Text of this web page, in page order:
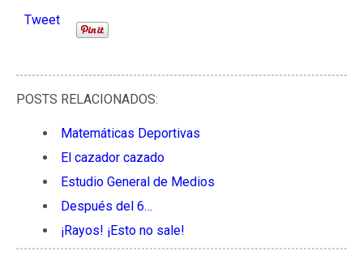
Tweet
POSTS RELACIONADOS:
Matemáticas Deportivas
El cazador cazado
Estudio General de Medios
Después del 6…
¡Rayos! ¡Esto no sale!